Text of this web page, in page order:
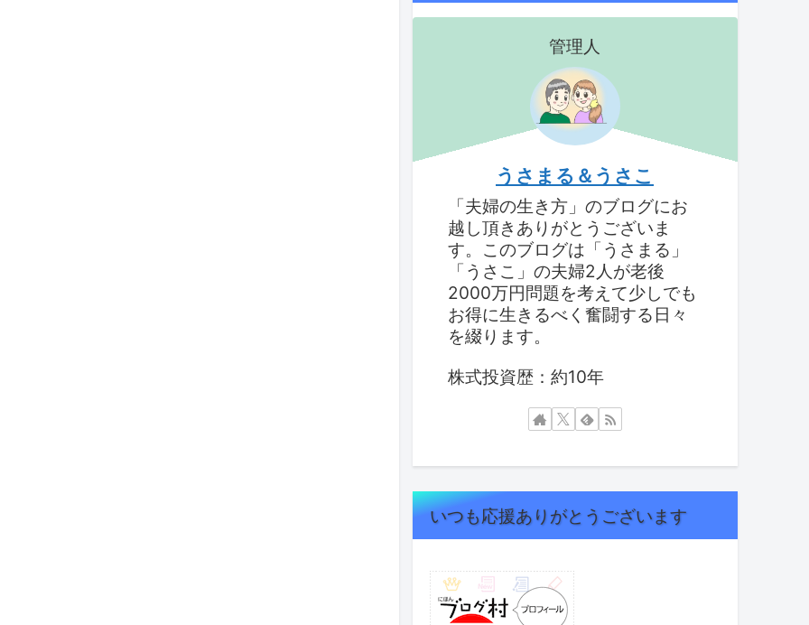
管理人
うさまる＆うさこ
「夫婦の生き方」のブログにお
越し頂きありがとうございま
す。このブログは「うさまる」
「うさこ」の夫婦2人が老後
2000万円問題を考えて少しでも
お得に生きるべく奮闘する日々
を綴ります。
株式投資歴：約10年
いつも応援ありがとうございます